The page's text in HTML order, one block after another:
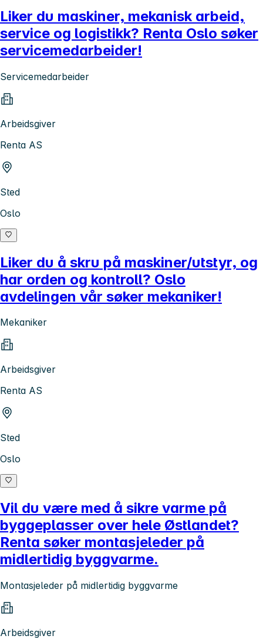
Liker du maskiner, mekanisk arbeid,
service og logistikk? Renta Oslo søker
servicemedarbeider!
Servicemedarbeider
Arbeidsgiver
Renta AS
Sted
Oslo
Liker du å skru på maskiner/utstyr, og
har orden og kontroll? Oslo
avdelingen vår søker mekaniker!
Mekaniker
Arbeidsgiver
Renta AS
Sted
Oslo
Vil du være med å sikre varme på
byggeplasser over hele Østlandet?
Renta søker montasjeleder på
midlertidig byggvarme.
Montasjeleder på midlertidig byggvarme
Arbeidsgiver